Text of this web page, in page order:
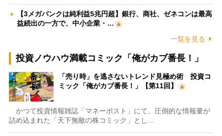
【3メガバンクは純利益5兆円超】銀行、商社、ゼネコンは最高
益続出の一方で、中小企業・…
一覧を見る
投資ノウハウ満載コミック「俺がカブ番長！」
「売り時」を逃さないトレンド見極め術 投資コ
ミック「俺がカブ番長！」【第11回】
かつて投資情報雑誌「マネーポスト」にて、圧倒的な情報量が
詰め込まれた「天下無敵の株コミック」とし…